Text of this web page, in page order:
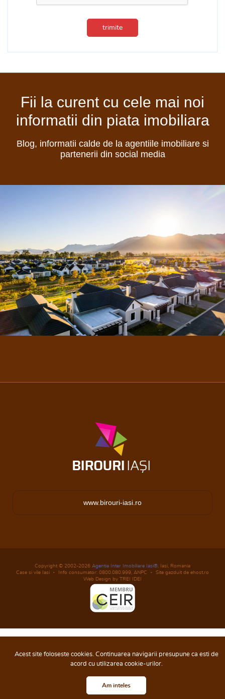
trimite
Fii la curent cu cele mai noi
informatii din piata imobiliara
Blog, informatii calde de la agentiile imobiliare si
partenerii din social media
www.birouri-iasi.ro
Copyright © 2002-2026 Agentia Inter Imobiliare Iasi® , Iasi, Romania
Case si vile Iasi
Info consumator: 0800.080.999, ANPC
Site gazduit de ehost.ro
Web Design by TREI IDEI
Acest site foloseste cookies. Continuarea navigarii presupune ca esti de
acord cu utilizarea cookie-urilor.
Am inteles